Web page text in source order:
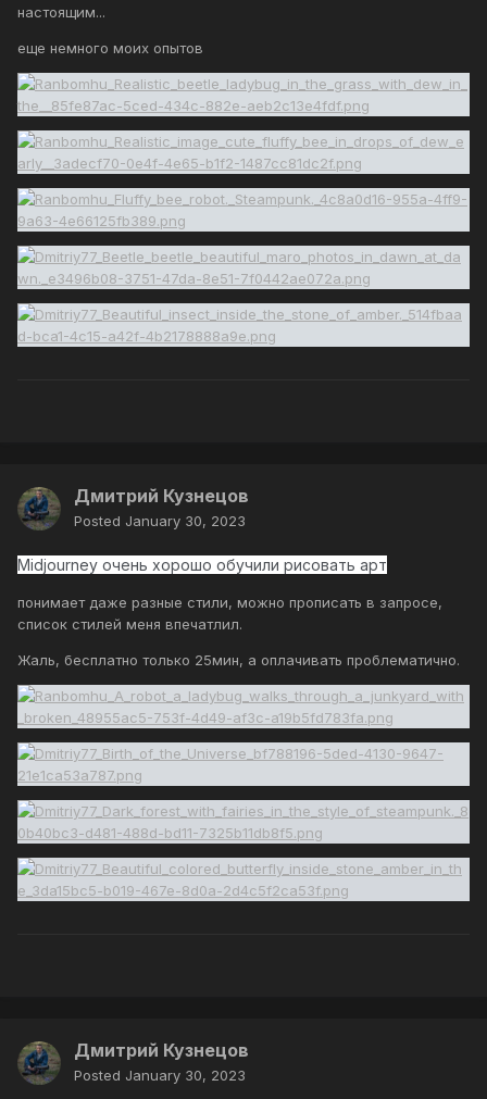
настоящим...
еще немного моих опытов
Дмитрий Кузнецов
Posted January 30, 2023
Midjourney очень хорошо обучили рисовать арт
понимает даже разные стили, можно прописать в запросе,
список стилей меня впечатлил.
Жаль, бесплатно только 25мин, а оплачивать проблематично.
Дмитрий Кузнецов
Posted January 30, 2023